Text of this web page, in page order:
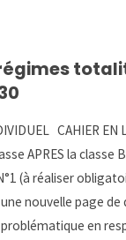
CAHIER EN
APRES la classe
N°1 (à réaliser
nouvelle page
en